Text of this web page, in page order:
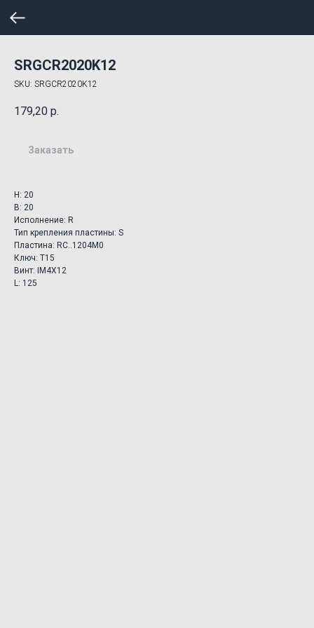
SRGCR2020K12
SKU: SRGCR2020K12
179,20 р.
Заказать
H: 20
B: 20
Исполнение: R
Тип крепления пластины: S
Пластина: RC..1204M0
Ключ: T15
Винт: IM4X12
L: 125